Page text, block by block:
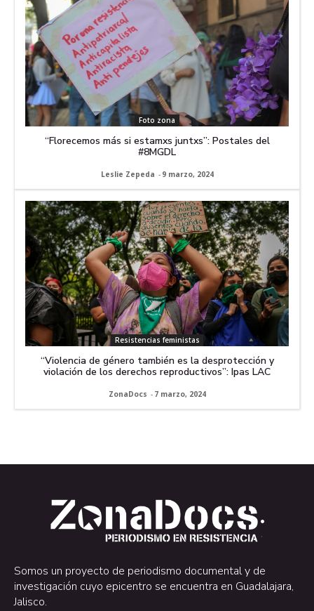
Foto zona
“Florecemos más si estamxs juntxs”: Postales del
#8MGDL
Leslie Zepeda - 9 marzo, 2024
Resistencias feministas
“Violencia de género también es la desprotección y
violación de los derechos reproductivos”: Ipas LAC
ZonaDocs - 7 marzo, 2024
.
.
Somos un proyecto de periodismo documental y de
investigación cuyo epicentro se encuentra en Guadalajara,
Jalisco.